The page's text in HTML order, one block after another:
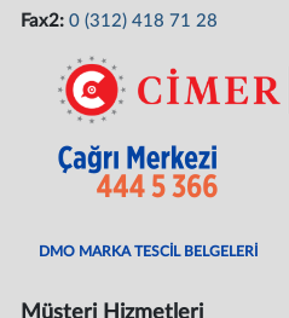
Fax2:0 (312) 418 71 28
DMO MARKA TESCİL BELGELERİ
Müşteri Hizmetleri